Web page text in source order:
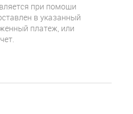
при помощи
в указанный
платеж, или